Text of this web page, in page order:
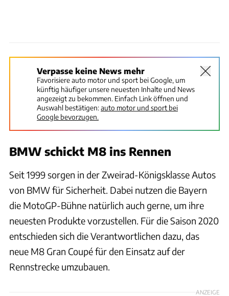
Verpasse keine News mehr
Favorisiere auto motor und sport bei Google, um
künftig häufiger unsere neuesten Inhalte und News
angezeigt zu bekommen. Einfach Link öffnen und
Auswahl bestätigen:auto motor und sport bei
Google bevorzugen.
BMW schickt M8 ins Rennen
Seit 1999 sorgen in der Zweirad-Königsklasse Autos
von BMW für Sicherheit. Dabei nutzen die Bayern
die MotoGP-Bühne natürlich auch gerne, um ihre
neuesten Produkte vorzustellen. Für die Saison 2020
entschieden sich die Verantwortlichen dazu, das
neue M8 Gran Coupé für den Einsatz auf der
Rennstrecke umzubauen.
ANZEIGE